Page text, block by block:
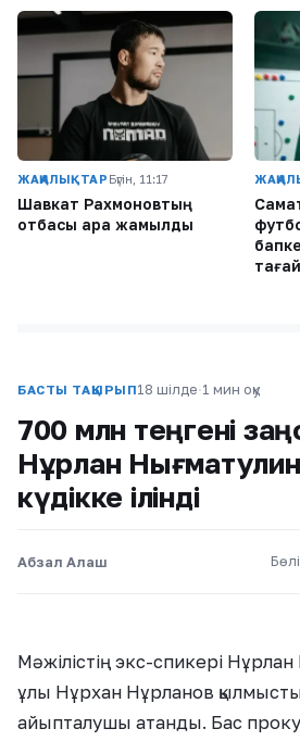
ЖАҢАЛЫҚТАР Бүгін, 11:17
Шавкат Рахмоновтың
отбасы қара жамылды
БАСТЫ ТАҚЫРЫП18 шілде·1 мин оқу
700 млн теңгені
Нұрлан
күдікке ілінді
Абзал Алаш
Мәжілістің экс-спикері
ұлы Нұрхан Нұрланов
айыпталушы атанды. Бас